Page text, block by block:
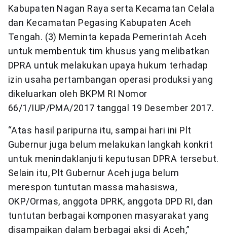
Kabupaten Nagan Raya serta Kecamatan Celala
dan Kecamatan Pegasing Kabupaten Aceh
Tengah. (3) Meminta kepada Pemerintah Aceh
untuk membentuk tim khusus yang melibatkan
DPRA untuk melakukan upaya hukum terhadap
izin usaha pertambangan operasi produksi yang
dikeluarkan oleh BKPM RI Nomor
66/1/IUP/PMA/2017 tanggal 19 Desember 2017.
“Atas hasil paripurna itu, sampai hari ini Plt
Gubernur juga belum melakukan langkah konkrit
untuk menindaklanjuti keputusan DPRA tersebut.
Selain itu, Plt Gubernur Aceh juga belum
merespon tuntutan massa mahasiswa,
OKP/Ormas, anggota DPRK, anggota DPD RI, dan
tuntutan berbagai komponen masyarakat yang
disampaikan dalam berbagai aksi di Aceh,”